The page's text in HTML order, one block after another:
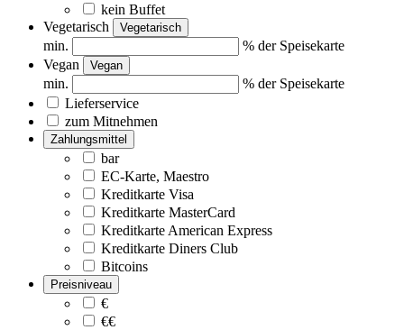
kein Buffet
Vegetarisch
Vegetarisch
min.
% der Speisekarte
Vegan
Vegan
min.
% der Speisekarte
Lieferservice
zum Mitnehmen
Zahlungsmittel
bar
EC-Karte, Maestro
Kreditkarte Visa
Kreditkarte MasterCard
Kreditkarte American Express
Kreditkarte Diners Club
Bitcoins
Preisniveau
€
€€